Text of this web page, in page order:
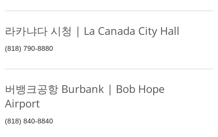
라카냐다 시청 | La Canada City Hall
(818) 790-8880
버뱅크공항 Burbank | Bob Hope
Airport
(818) 840-8840